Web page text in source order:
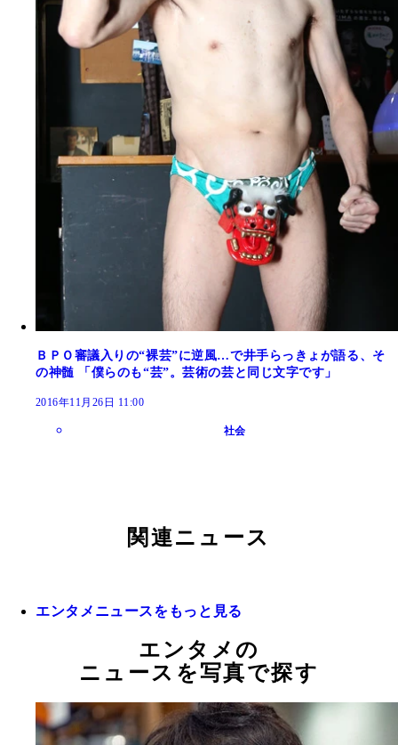
ＢＰＯ審議入りの“裸芸”に逆風…で井手らっきょが語る、そ
の神髄 「僕らのも“芸”。芸術の芸と同じ文字です」
2016年11月26日 11:00
社会
関連ニュース
エンタメニュースをもっと見る
エンタメの
ニュースを写真で探す